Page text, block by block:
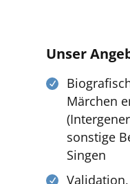
Unser
Märchen
sonstige
Singen